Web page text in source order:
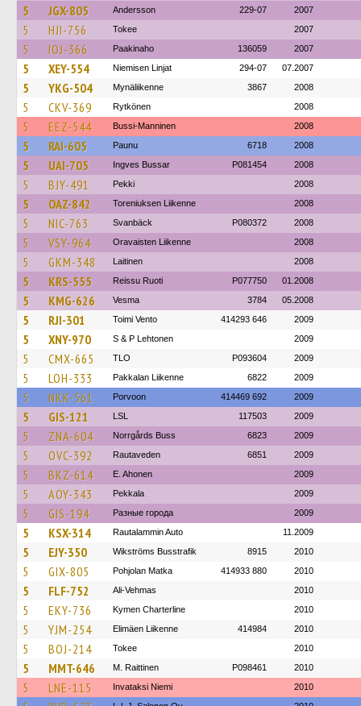
5 JGX-805 Andersson 229-07 2007
5 HJI-756 Tokee 2007
5 IOJ-366 Paakinaho 136059 2007
5 XEY-554 Niemisen Linjat 294-07 07.2007
5 YKG-504 Mynäliikenne 3867 2008
5 CKV-369 Rytkönen 2008
5 EEZ-544 Bussi-Manninen 2008
5 RAI-605 Paunu 6718 2008
5 UAI-705 Ingves Bussar P081454 2008
5 BJY-491 Pekki 2008
5 OAZ-842 Toreniuksen Liikenne 2008
5 NIC-763 Svanbäck P080372 2008
5 VSY-964 Oravaisten Liikenne 2008
5 GKM-348 Laitinen 2008
5 KRS-555 Reissu Ruoti P077750 01.2008
5 KMG-626 Vesma 3784 05.2008
5 RJI-301 Toimi Vento 414293 646 2009
5 XNY-970 S & P Lehtonen 2009
5 CMX-665 TLO P093604 2009
5 LOH-333 Pakkalan Liikenne 6822 2009
5 NKK-561 Porvoon 414469 692 2009
5 GIS-121 LSL 117503 2009
5 ZNA-604 Norrgårds Buss 6823 2009
5 OVC-392 Rautaveden 6851 2009
5 BKZ-614 E. Ahonen 2009
5 AOY-343 Pekkala 2009
5 GIS-194 Разные города 2009
5 KSX-314 Rautalammin Auto 11.2009
5 EJY-350 Wikströms Busstrafik 8915 2010
5 GIX-805 Pohjolan Matka 414933 880 2010
5 FLF-752 Ali-Vehmas 2010
5 EKY-736 Kymen Charterline 2010
5 YJM-254 Elimäen Liikenne 414984 2010
5 BOJ-214 Tokee 2010
5 MMT-646 M. Raittinen P098461 2010
5 LNE-115 Invataksi Niemi 2010